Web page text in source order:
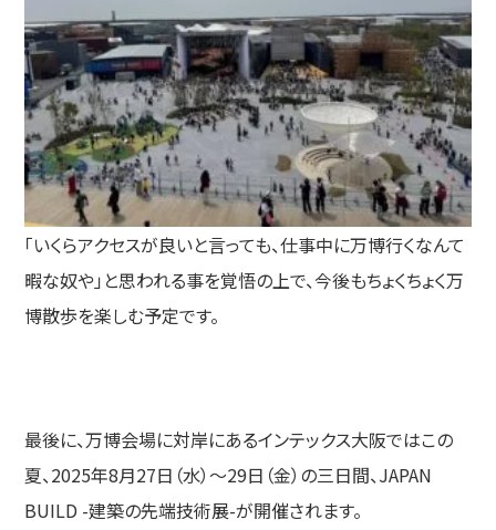
「いくらアクセスが良いと言っても、仕事中に万博行くなんて
暇な奴や」と思われる事を覚悟の上で、今後もちょくちょく万
博散歩を楽しむ予定です。
最後に、万博会場に対岸にあるインテックス大阪ではこの
夏、2025年8月27日（水）～29日（金）の三日間、JAPAN
BUILD -建築の先端技術展-が開催されます。